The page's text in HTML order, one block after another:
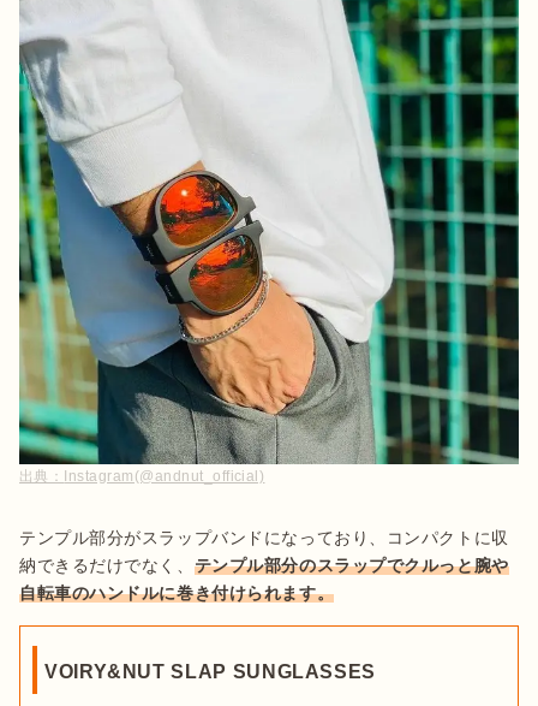
出典： Instagram(@andnut_official)
テンプル部分がスラップバンドになっており、コンパクトに収
納できるだけでなく、 テンプル部分のスラップでクルっと腕や
自転車のハンドルに巻き付けられます。
VOIRY&NUT SLAP SUNGLASSES